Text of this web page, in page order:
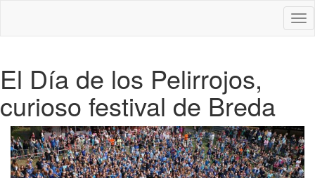
El Día de los Pelirrojos,
curioso festival de Breda